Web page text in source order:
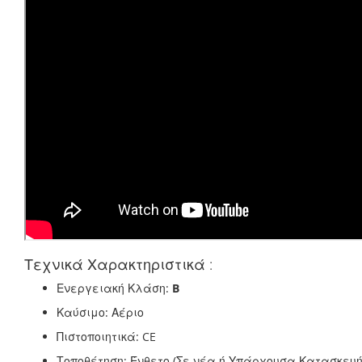
Τεχνικά Χαρακτηριστικά :
Ενεργειακή Κλάση: B
Καύσιμο: Αέριο
Πιστοποιητικά: CE